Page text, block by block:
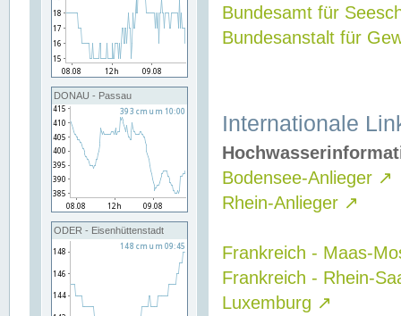
DONAU - Passau
ODER - Eisenhüttenstadt
Bundesamt für
Bundesanstalt für
Internationale
Bodensee-Anlieger ↗
Rhein-Anlieger ↗
Frankreich - Maas-
Frankreich - Rhein-
Luxemburg ↗